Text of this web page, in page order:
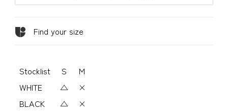
Find your size
Stocklist S
M
WHITE
△
×
BLACK
△
×